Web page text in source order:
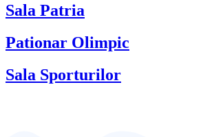
Sala Patria
Pationar Olimpic
Sala Sporturilor